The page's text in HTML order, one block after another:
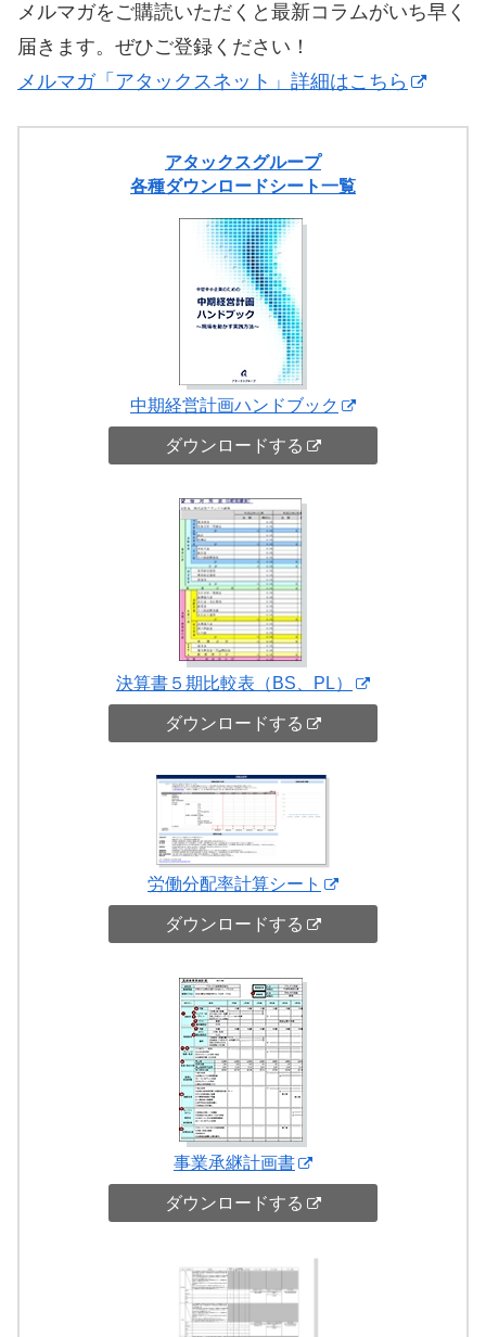
メルマガをご購読いただくと最新コラムがいち早く
届きます。ぜひご登録ください！
メルマガ「アタックスネット」詳細はこちら
アタックスグループ
各種ダウンロードシート一覧
中期経営計画ハンドブック
ダウンロードする
決算書５期比較表（BS、PL）
ダウンロードする
労働分配率計算シート
ダウンロードする
事業承継計画書
ダウンロードする